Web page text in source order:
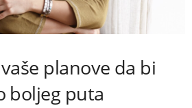
planove da bi
boljeg puta